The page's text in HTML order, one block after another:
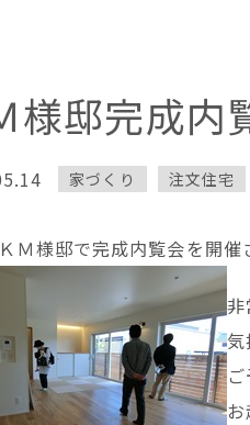
様邸完成内
家づくり 注文住宅
Ｍ様邸で完成内覧会を開催
お